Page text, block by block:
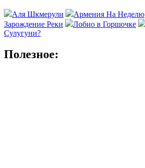
Аля Шкмерули Армения На Неделю
Зарождение Реки
Лобио в Горшочке
Сулугуни?
Полезное: